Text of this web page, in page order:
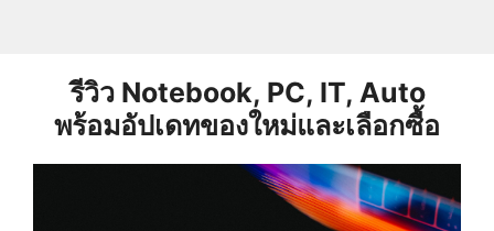
รีวิว Notebook, PC, IT, Auto
พร้อมอัปเดทของใหม่และเลือกซื้อ